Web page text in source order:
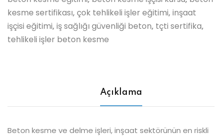
kesme sertifikası, çok tehlikeli işler eğitimi, inşaat
işçisi eğitimi, iş sağlığı güvenliği beton, tçti sertifika,
tehlikeli işler beton kesme
Açıklama
Beton kesme ve delme işleri, inşaat sektörünün en riskli